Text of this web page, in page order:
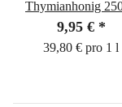
Thymianhonig
9,95 € *
39,80 € pro 1 l